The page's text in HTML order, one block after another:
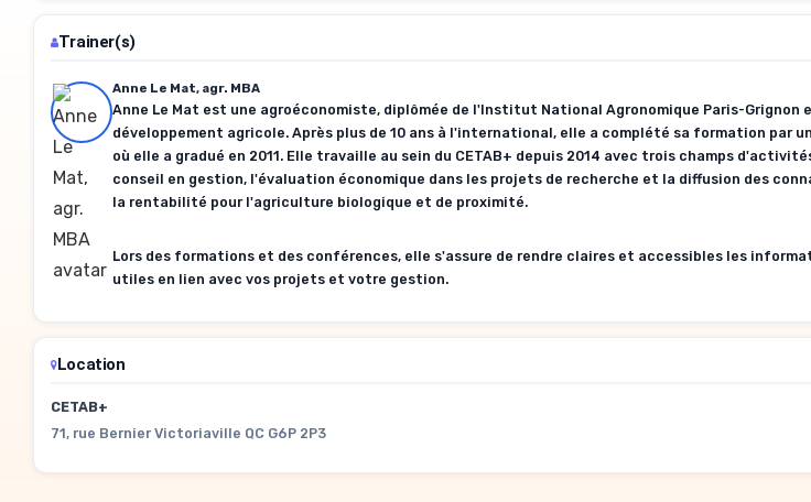
Trainer(s)
Anne Le Mat, agr. MBA
Anne Le Mat est une agroéconomiste, diplômée de l'Institut National Agronomique Paris-Grignon
développement agricole. Après plus de 10 ans à l'international, elle a complété sa formation par
où elle a gradué en 2011. Elle travaille au sein du CETAB+ depuis 2014 avec trois champs
conseil en gestion, l'évaluation économique dans les projets de recherche et la diffusion des
la rentabilité pour l'agriculture biologique et de proximité.
Lors des formations et des conférences, elle s'assure de rendre claires et accessibles les
utiles en lien avec vos projets et votre gestion.
Location
CETAB+
71, rue Bernier Victoriaville QC G6P 2P3